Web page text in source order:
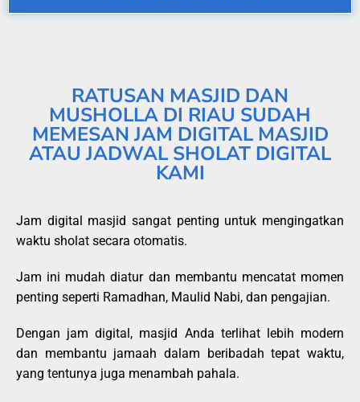
RATUSAN MASJID DAN
MUSHOLLA DI RIAU SUDAH
MEMESAN JAM DIGITAL MASJID
ATAU JADWAL SHOLAT DIGITAL
KAMI
Jam digital masjid sangat penting untuk mengingatkan
waktu sholat secara otomatis.
Jam ini mudah diatur dan membantu mencatat momen
penting seperti Ramadhan, Maulid Nabi, dan pengajian.
Dengan jam digital, masjid Anda terlihat lebih modern
dan membantu jamaah dalam beribadah tepat waktu,
yang tentunya juga menambah pahala.